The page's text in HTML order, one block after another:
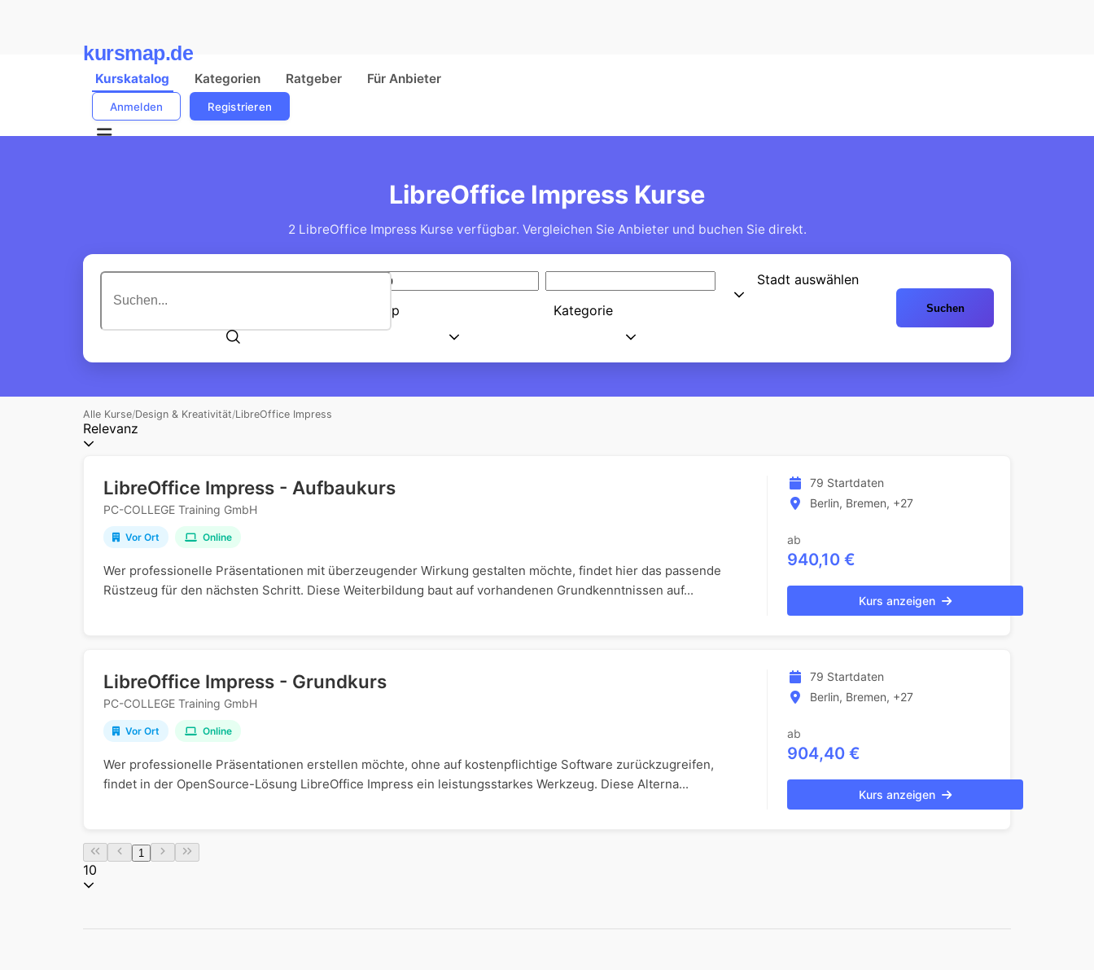
kursmap.de
Kurskatalog Kategorien Ratgeber Für Anbieter
Anmelden Registrieren
LibreOffice Impress Kurse
2 LibreOffice Impress Kurse verfügbar. Vergleichen Sie Anbieter und buchen Sie direkt.
Typ Kategorie
Stadt auswählen
Suchen
Alle Kurse/Design & Kreativität/LibreOffice Impress
Relevanz
LibreOffice Impress - Aufbaukurs
PC-COLLEGE Training GmbH
Vor Ort Online
Wer professionelle Präsentationen mit überzeugender Wirkung gestalten möchte, findet hier das passende
Rüstzeug für den nächsten Schritt. Diese Weiterbildung baut auf vorhandenen Grundkenntnissen auf...
79 Startdaten
Berlin, Bremen, +27
ab
940,10 €
Kurs anzeigen
LibreOffice Impress - Grundkurs
PC-COLLEGE Training GmbH
Vor Ort Online
Wer professionelle Präsentationen erstellen möchte, ohne auf kostenpflichtige Software zurückzugreifen,
findet in der OpenSource-Lösung LibreOffice Impress ein leistungsstarkes Werkzeug. Diese Alterna...
79 Startdaten
Berlin, Bremen, +27
ab
904,40 €
Kurs anzeigen
1
10